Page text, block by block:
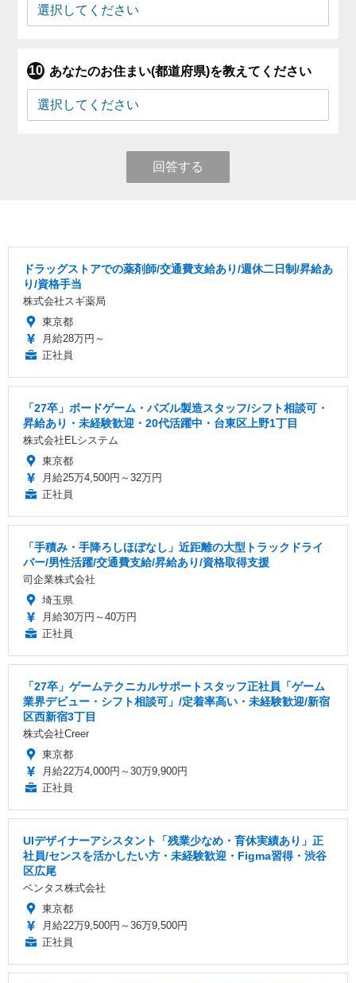
あなたのお住まい(都道府県)を教えてください
回答する
ドラッグストアでの薬剤師/交通費支給あり/週休二日制/昇給あ
り/資格手当
株式会社スギ薬局
東京都
月給28万円～
正社員
「27卒」ボードゲーム・パズル製造スタッフ/シフト相談可・
昇給あり・未経験歓迎・20代活躍中・台東区上野1丁目
株式会社ELシステム
東京都
月給25万4,500円～32万円
正社員
「手積み・手降ろしほぼなし」近距離の大型トラックドライ
バー/男性活躍/交通費支給/昇給あり/資格取得支援
司企業株式会社
埼玉県
月給30万円～40万円
正社員
「27卒」ゲームテクニカルサポートスタッフ正社員「ゲーム
業界デビュー・シフト相談可」/定着率高い・未経験歓迎/新宿
区西新宿3丁目
株式会社Creer
東京都
月給22万4,000円～30万9,900円
正社員
UIデザイナーアシスタント「残業少なめ・育休実績あり」正
社員/センスを活かしたい方・未経験歓迎・Figma習得・渋谷
区広尾
ベンタス株式会社
東京都
月給22万9,500円～36万9,500円
正社員